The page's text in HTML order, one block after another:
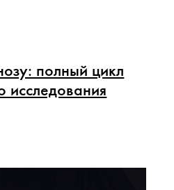
полный цикл
исследования